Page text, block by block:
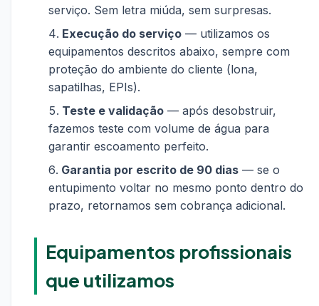
serviço. Sem letra miúda, sem surpresas.
Execução do serviço — utilizamos os
equipamentos descritos abaixo, sempre com
proteção do ambiente do cliente (lona,
sapatilhas, EPIs).
Teste e validação — após desobstruir,
fazemos teste com volume de água para
garantir escoamento perfeito.
Garantia por escrito de 90 dias — se o
entupimento voltar no mesmo ponto dentro do
prazo, retornamos sem cobrança adicional.
Equipamentos profissionais
que utilizamos